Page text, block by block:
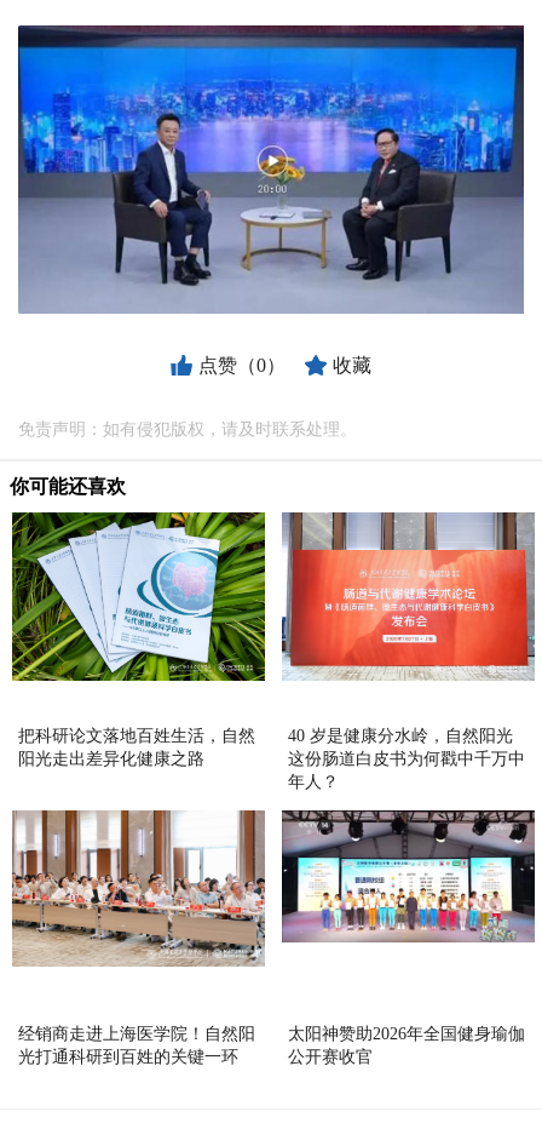
点赞（0） 收藏
免责声明：如有侵犯版权，请及时联系处理。
你可能还喜欢
把科研论文落地百姓生活，自然
阳光走出差异化健康之路
40 岁是健康分水岭，自然阳光
这份肠道白皮书为何戳中千万中
年人？
经销商走进上海医学院！自然阳
光打通科研到百姓的关键一环
太阳神赞助2026年全国健身瑜伽
公开赛收官